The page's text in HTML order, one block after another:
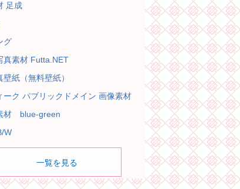
足成
グ
真素材 Futta.NET
壁紙（無料壁紙）
ーク パブリックドメイン 画像素材
材 blue-green
W
一覧を見る